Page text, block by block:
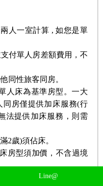
人一室計算 , 如您是單
付單人房差額費用，不
同性旅客同房。
人床為基準房型。一大
同房僅提供加床服務(行
法提供加床服務，則需
2歲)須佔床。
房型須加價，不含過境
Line@